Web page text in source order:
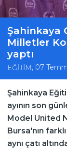
Şahinkaya
Milletler
yaptı
EĞİTİM , 07
Şahinkaya
ayının son
Model United
Bursa'nın
aynı çatı